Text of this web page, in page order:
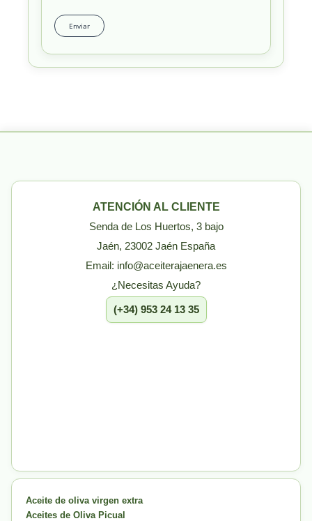
ATENCIÓN AL CLIENTE
Senda de Los Huertos, 3 bajo
Jaén, 23002 Jaén España
Email: info@aceiterajaenera.es
¿Necesitas Ayuda?
(+34) 953 24 13 35
Aceite de oliva virgen extra
Aceites de Oliva Picual